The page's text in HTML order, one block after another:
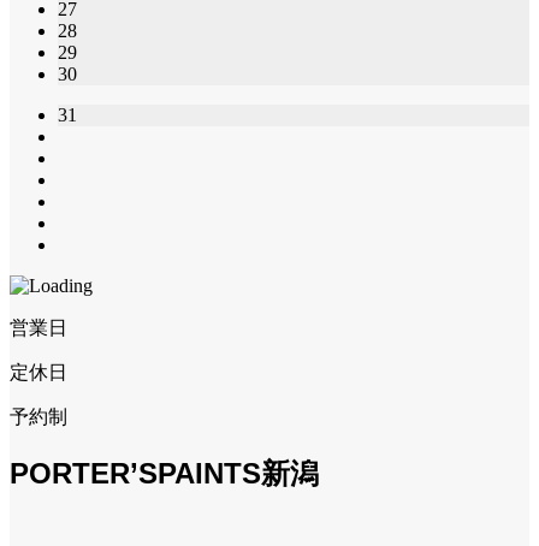
27
28
29
30
31
営業日
定休日
予約制
PORTER’SPAINTS新潟